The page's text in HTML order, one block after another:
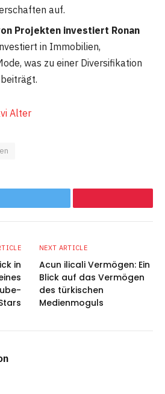
auf.
Projekten investiert Ronan
in Immobilien,
was zu einer Diversifikation
Alter
Twitter Pinterest
in
NEXT ARTICLE
Acun ilicali Vermögen: Ein
Blick auf das Vermögen
des türkischen
Medienmoguls